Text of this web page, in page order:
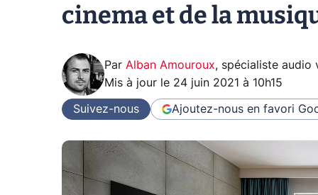
cinema et de la
Par Alban Amouroux, spécialiste audio
Mis à jour le 24 juin 2021 à 10h15
Suivez-nous Ajoutez-nous en favori